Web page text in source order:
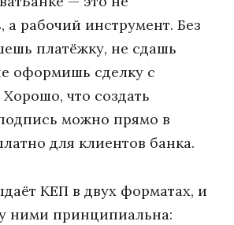
а рабочий инструмент. Без
платёжку, не сдашь
оформишь сделку с
что создать
можно прямо в
для клиентов банка.
КЕП в двух форматах, и
ними принципиальна: